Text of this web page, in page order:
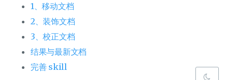
1、移动文档
2、装饰文档
3、校正文档
结果与最新文档
完善 skill